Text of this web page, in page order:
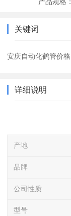
关键词
安庆自动化鹤管价格
详细说明
产地
品牌
公司性质
型号